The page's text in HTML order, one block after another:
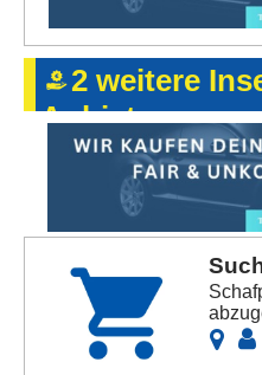
2 weitere
Anbieters